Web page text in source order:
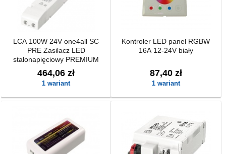
LCA 100W 24V one4all SC
PRE Zasilacz LED
stałonapięciowy PREMIUM
464,06 zł
1 wariant
Kontroler LED panel RGBW
16A 12-24V biały
87,40 zł
1 wariant